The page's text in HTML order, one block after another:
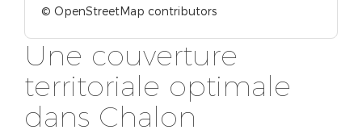
© OpenStreetMap contributors
Une couverture
territoriale optimale
dans Chalon